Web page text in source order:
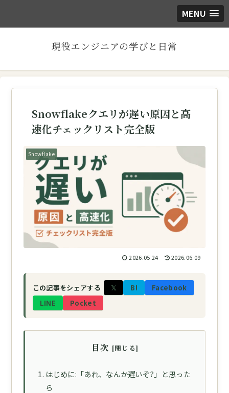
MENU
現役エンジニアの学びと日常
Snowflakeクエリが遅い原因と高
速化チェックリスト完全版
Snowflake
2026.05.24 2026.06.09
この記事をシェアする 𝕏 B!
Facebook
LINE
Pocket
目次
はじめに:「あれ、なんか遅いぞ?」と思った
ら